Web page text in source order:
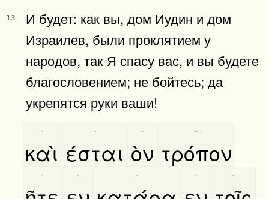
13
И будет: как вы, дом Иудин и дом
Израилев, были проклятием у
народов, так Я спасу вас, и вы будете
благословением; не бойтесь; да
укрепятся руки ваши!
καὶ
-
έσται
-
ὸν
-
τρόπον
-
- - - - -